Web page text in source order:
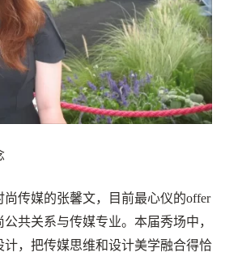
尚传媒的张馨文，目前最心仪的offer
共关系与传媒专业。本届秀场中，
，把传媒思维和设计美学融合得恰